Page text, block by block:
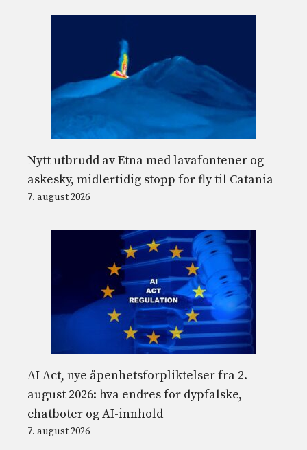
Nytt utbrudd av Etna med lavafontener og
askesky, midlertidig stopp for fly til Catania
7. august 2026
AI Act, nye åpenhetsforpliktelser fra 2.
august 2026: hva endres for dypfalske,
chatboter og AI-innhold
7. august 2026